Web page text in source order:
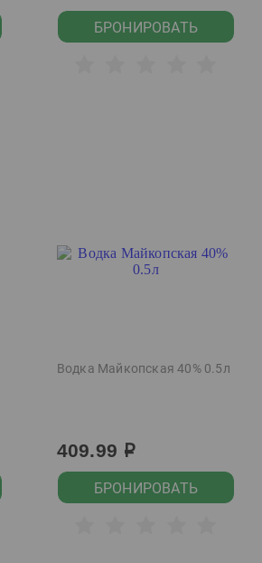
БРОНИРОВАТЬ
Водка Майкопская 40% 0.5л
409.99 р
БРОНИРОВАТЬ